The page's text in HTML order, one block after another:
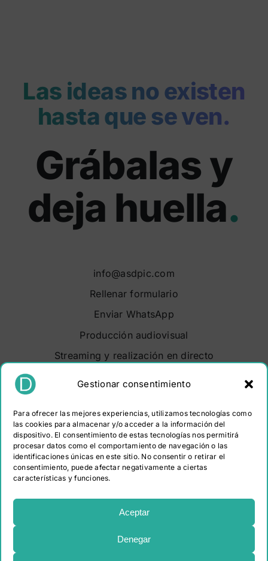
Gestionar consentimiento
Para ofrecer las mejores experiencias, utilizamos tecnologías como
las cookies para almacenar y/o acceder a la información del
dispositivo. El consentimiento de estas tecnologías nos permitirá
procesar datos como el comportamiento de navegación o las
identificaciones únicas en este sitio. No consentir o retirar el
consentimiento, puede afectar negativamente a ciertas
características y funciones.
Aceptar
Denegar
Las ideas no existen
hasta que se ven.
Grábalas y
deja huella.
info@asdpic.com
Rellenar formulario
Enviar WhatsApp
Producción audiovisual
Streaming y realización en directo
Sobre nosotros
Portfolio
Contacto
PROGRAMA KIT DIGITAL COFINANCIADO POR LOS
FONDOS NEXT GENERATION (EU) DEL MECANISMO DE
RECUPERACIÓN Y RESILIENCIA